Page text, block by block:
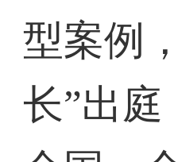
型案例
长”出庭